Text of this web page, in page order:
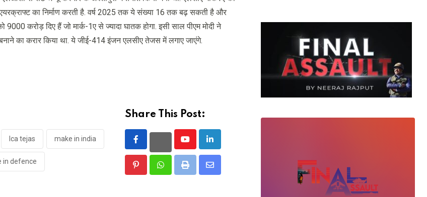
का निर्माण करती है. वर्ष 2025 तक ये संख्या 16 तक बढ़ सकती है और
करोड़ दिए हैं जो मार्क-1ए से ज्यादा घातक होगा. इसी साल पीएम मोदी ने
का करार किया था. ये जीई-414 इंजन एलसीए तेजस में लगाए जाएंगे.
lca tejas make in india
in defence
Share This Post:
YoutubeLinkedIn
PinterestWhatsappPrint
Share